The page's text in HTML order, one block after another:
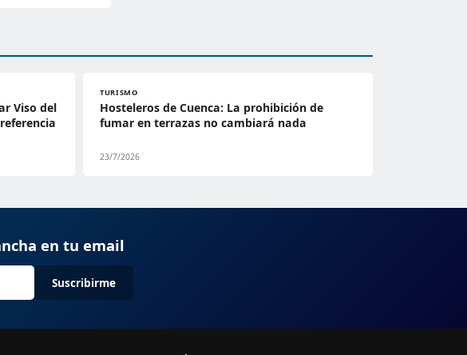
Viso del
TURISMO
Hosteleros de Cuenca: La prohibición de
fumar en terrazas no cambiará nada
23/7/2026
en tu email
Suscribirme